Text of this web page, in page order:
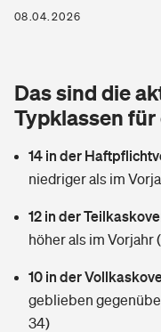
Zur Übersicht
Tools
Wer versichert was:
Sie haben Fragen?
Glasversicherung
Restkreditversicherung
Zur Übersicht
Kinderinvalidität
Reiseversicherung
Pferdehalter-Haftpflicht
Private
Dread-Disease-
Wer versichert was:
08.04.2026
Das sind die
Typklassen für
14 in der
niedriger als im
12 in der
höher als im Vorjahr
10 in der
geblieben
34)